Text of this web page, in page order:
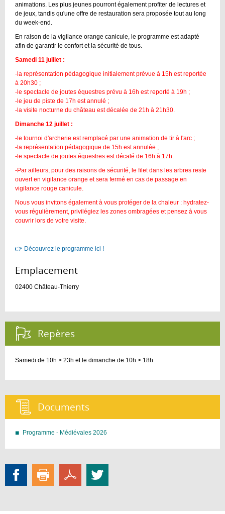
animations. Les plus jeunes pourront également profiter de lectures et
de jeux, tandis qu'une offre de restauration sera proposée tout au long
du week-end.
En raison de la vigilance orange canicule, le programme est adapté
afin de garantir le confort et la sécurité de tous.
Samedi 11 juillet :
-la représentation pédagogique initialement prévue à 15h est reportée
à 20h30 ;
-le spectacle de joutes équestres prévu à 16h est reporté à 19h ;
-le jeu de piste de 17h est annulé ;
-la visite nocturne du château est décalée de 21h à 21h30.
Dimanche 12 juillet :
-le tournoi d'archerie est remplacé par une animation de tir à l'arc ;
-la représentation pédagogique de 15h est annulée ;
-le spectacle de joutes équestres est décalé de 16h à 17h.
-Par ailleurs, pour des raisons de sécurité, le filet dans les arbres reste
ouvert en vigilance orange et sera fermé en cas de passage en
vigilance rouge canicule.
Nous vous invitons également à vous protéger de la chaleur : hydratez-
vous régulièrement, privilégiez les zones ombragées et pensez à vous
couvrir lors de votre visite.
👉 Découvrez le programme ici !
Emplacement :
02400 Château-Thierry
Repères :
Samedi de 10h > 23h et le dimanche de 10h > 18h
Documents :
Programme - Médiévales 2026